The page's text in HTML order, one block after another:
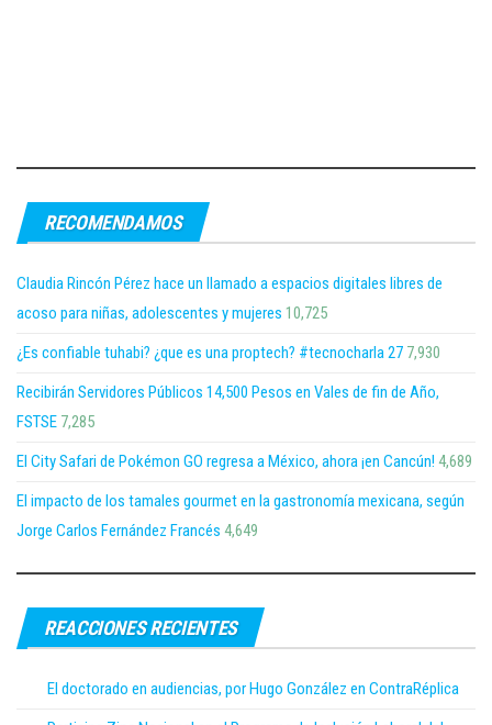
RECOMENDAMOS
Claudia Rincón Pérez hace un llamado a espacios digitales libres de
acoso para niñas, adolescentes y mujeres 10,725
¿Es confiable tuhabi? ¿que es una proptech? #tecnocharla 27 7,930
Recibirán Servidores Públicos 14,500 Pesos en Vales de fin de Año,
FSTSE 7,285
El City Safari de Pokémon GO regresa a México, ahora ¡en Cancún! 4,689
El impacto de los tamales gourmet en la gastronomía mexicana, según
Jorge Carlos Fernández Francés 4,649
REACCIONES RECIENTES
El doctorado en audiencias, por Hugo González en ContraRéplica